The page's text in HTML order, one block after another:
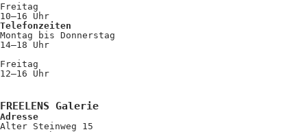
Freitag
10–16 Uhr
Telefonzeiten
Montag bis Donnerstag
14–18 Uhr
Freitag
12–16 Uhr
FREELENS Galerie
Adresse
Alter Steinweg 15